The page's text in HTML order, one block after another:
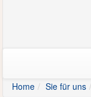
Home
Sie für uns